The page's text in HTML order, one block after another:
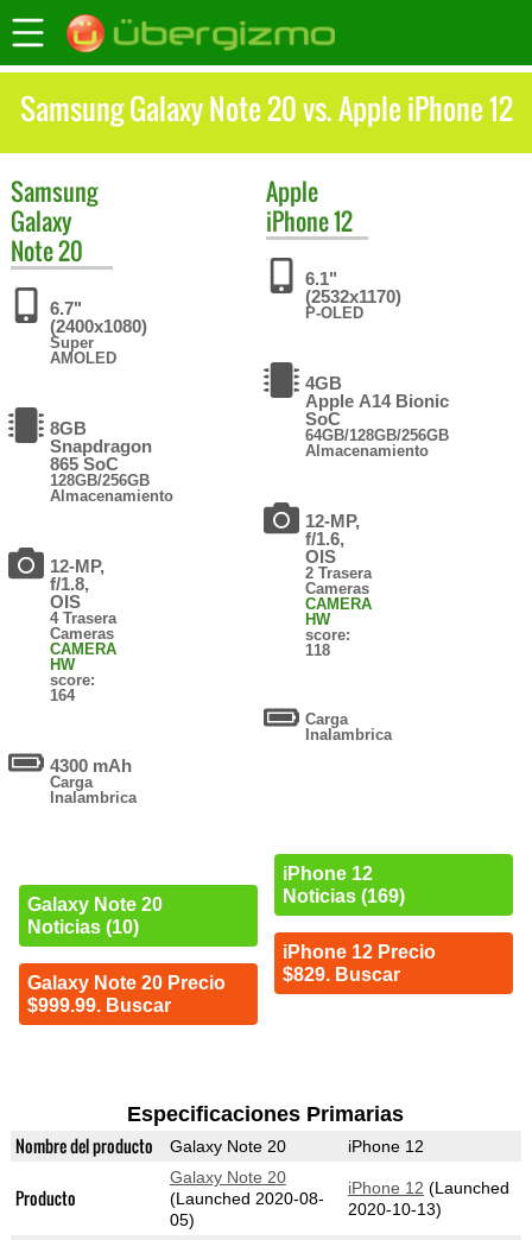
Samsung Galaxy Note 20 vs. Apple iPhone 12
Samsung
Galaxy
Note 20
6.7"
(2400x1080)
Super
AMOLED
8GB
Snapdragon
865 SoC
128GB/256GB
Almacenamiento
12-MP,
f/1.8,
OIS
4 Trasera
Cameras
CAMERA
HW
score:
164
4300 mAh
Carga
Inalambrica
Galaxy Note 20
Noticias (10)
Galaxy Note 20 Precio
$999.99. Buscar
Apple
iPhone 12
6.1"
(2532x1170)
P-OLED
4GB
Apple A14 Bionic
SoC
64GB/128GB/256GB
Almacenamiento
12-MP,
f/1.6,
OIS
2 Trasera
Cameras
CAMERA
HW
score:
118
Carga
Inalambrica
iPhone 12
Noticias (169)
iPhone 12 Precio
$829. Buscar
Especificaciones Primarias
Nombre del producto Galaxy Note 20 iPhone 12
Producto
Galaxy Note 20
(Launched 2020-08-
05)
iPhone 12 (Launched
2020-10-13)